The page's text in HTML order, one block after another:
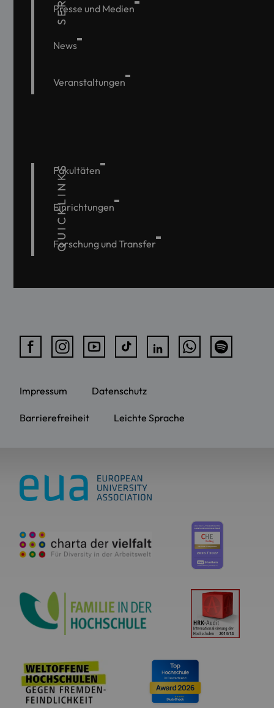
Presse und Medien
News
Veranstaltungen
QUICKLINKS
Fakultäten
Einrichtungen
Forschung und Transfer
Impressum Datenschutz
Barrierefreiheit Leichte Sprache